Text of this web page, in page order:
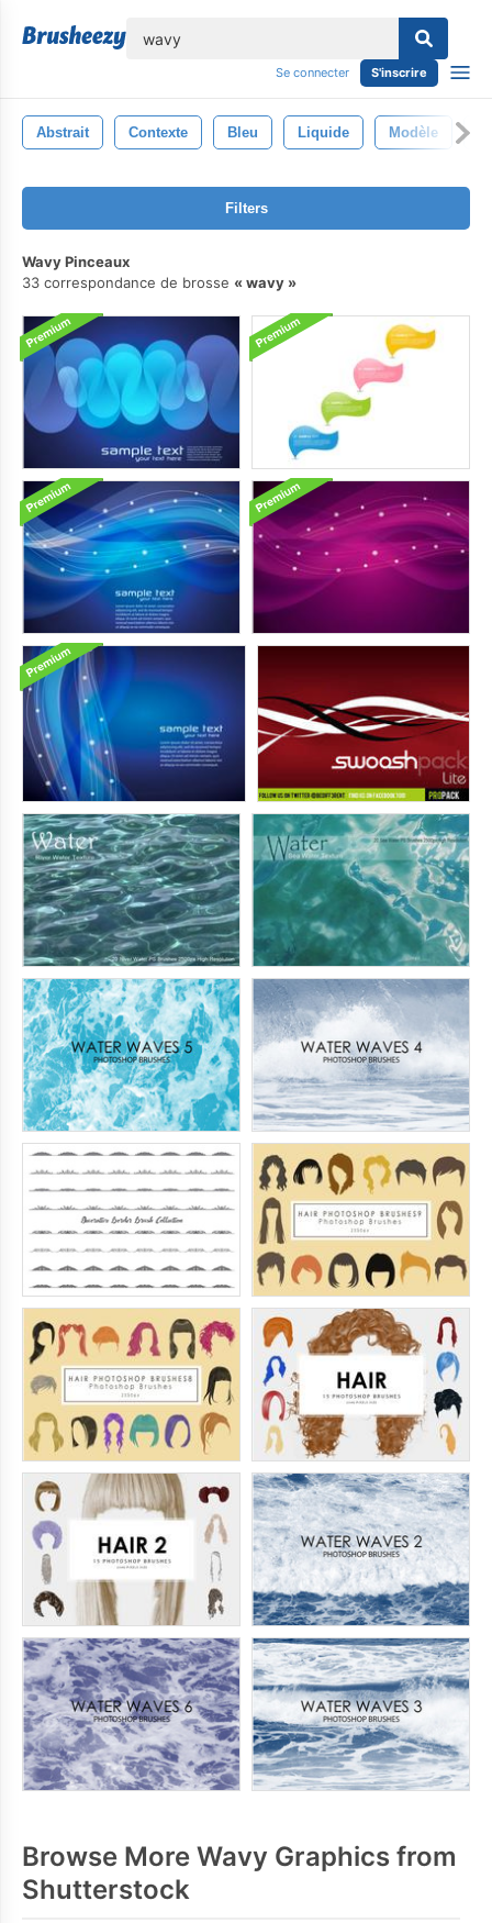
Se connecter S'inscrire
Abstrait Contexte Bleu Liquide Modèle
Filters
Wavy Pinceaux
33 correspondance de brosse
wavy
Browse More Wavy Graphics from
Shutterstock